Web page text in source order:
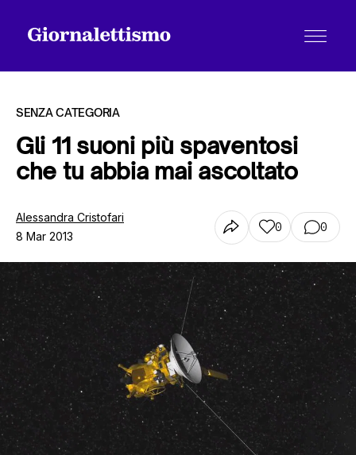
Tutti gli articoli
Chi siamo
Contatti
SENZA CATEGORIA
Gli 11 suoni più spaventosi
che tu abbia mai ascoltato
Alessandra Cristofari
8 Mar 2013
0 0